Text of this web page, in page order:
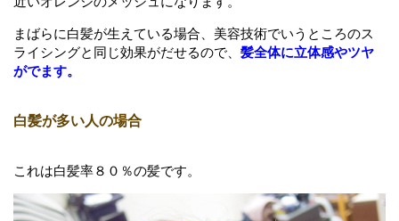
まばらに白髪が生えている場合、美容技術でいうところのス
ライシングと同じ効果がだせるので、 髪全体に立体感やツヤ
がでます。
白髪が多い人の場合
これは白髪率８０％の髪です。